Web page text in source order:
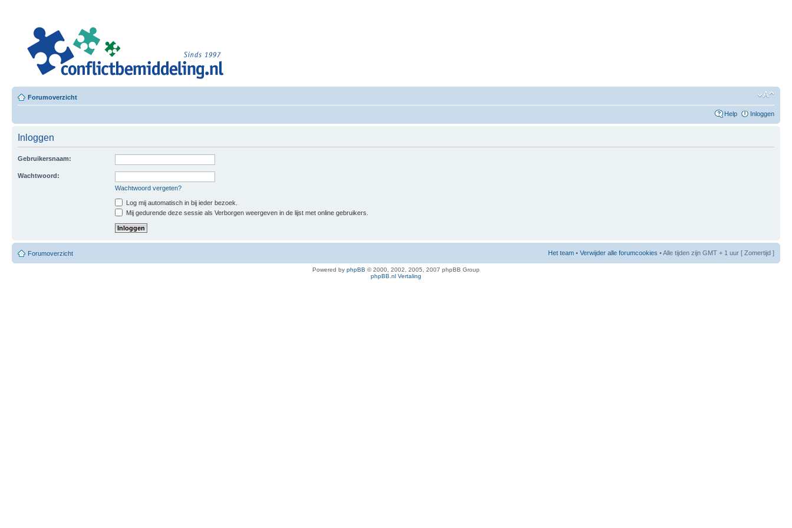
Forumoverzicht
Help Inloggen
Inloggen
Gebruikersnaam:
Wachtwoord:
Wachtwoord vergeten?
Log mij automatisch in bij ieder bezoek.
Mij gedurende deze sessie als Verborgen weergeven in de lijst met online gebruikers.
Forumoverzicht Het team • Verwijder alle forumcookies • Alle tijden zijn GMT + 1 uur [ Zomertijd ]
Powered by phpBB © 2000, 2002, 2005, 2007 phpBB Group
phpBB.nl Vertaling